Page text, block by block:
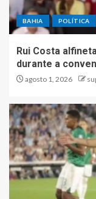
BAHIA POLÍTICA
Rui Costa
durante a
agosto 1, 2026